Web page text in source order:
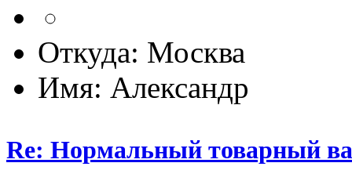
Откуда: Москва
Имя: Александр
Re: Нормальный товарный